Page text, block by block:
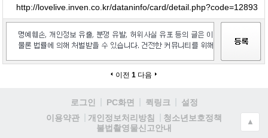
http://lovelive.inven.co.kr/dataninfo/card/detail.php?code=12893
이전 1 다음
로그인 PC화면 퀵링크
설정
이용약관
개인정보처리방침
청소년보호정책
불법촬영물신고안내
▲